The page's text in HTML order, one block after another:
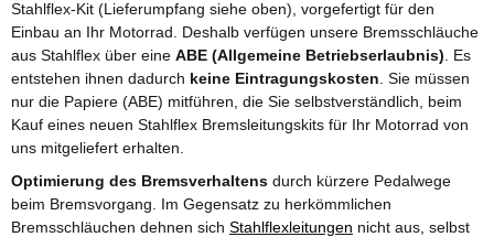
Stahlflex-Kit (Lieferumpfang siehe oben), vorgefertigt für den
Einbau an Ihr Motorrad. Deshalb verfügen unsere Bremsschläuche
aus Stahlflex über eine ABE (Allgemeine Betriebserlaubnis) . Es
entstehen ihnen dadurch keine Eintragungskosten . Sie müssen
nur die Papiere (ABE) mitführen, die Sie selbstverständlich, beim
Kauf eines neuen Stahlflex Bremsleitungskits für Ihr Motorrad von
uns mitgeliefert erhalten.
Optimierung des Bremsverhaltens durch kürzere Pedalwege
beim Bremsvorgang. Im Gegensatz zu herkömmlichen
Bremsschläuchen dehnen sich Stahlflexleitungen nicht aus, selbst